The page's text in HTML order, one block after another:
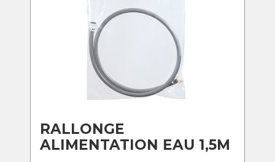
RALLONGE
ALIMENTATION EAU 1,5M